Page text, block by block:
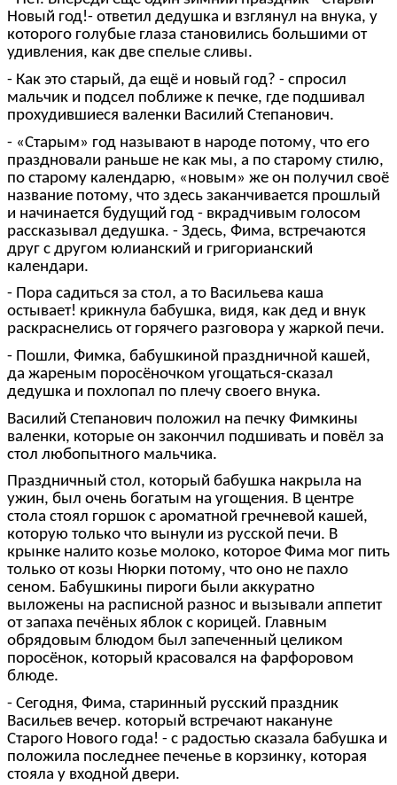
Новый год!- ответил дедушка и взглянул на внука, у
которого голубые глаза становились большими от
удивления, как две спелые сливы.
- Как это старый, да ещё и новый год? - спросил
мальчик и подсел поближе к печке, где подшивал
прохудившиеся валенки Василий Степанович.
- «Старым» год называют в народе потому, что его
праздновали раньше не как мы, а по старому стилю,
по старому календарю, «новым» же он получил своё
название потому, что здесь заканчивается прошлый
и начинается будущий год - вкрадчивым голосом
рассказывал дедушка. - Здесь, Фима, встречаются
друг с другом юлианский и григорианский
календари.
- Пора садиться за стол, а то Васильева каша
остывает! крикнула бабушка, видя, как дед и внук
раскраснелись от горячего разговора у жаркой печи.
- Пошли, Фимка, бабушкиной праздничной кашей,
да жареным поросёночком угощаться-сказал
дедушка и похлопал по плечу своего внука.
Василий Степанович положил на печку Фимкины
валенки, которые он закончил подшивать и повёл за
стол любопытного мальчика.
Праздничный стол, который бабушка накрыла на
ужин, был очень богатым на угощения. В центре
стола стоял горшок с ароматной гречневой кашей,
которую только что вынули из русской печи. В
крынке налито козье молоко, которое Фима мог пить
только от козы Нюрки потому, что оно не пахло
сеном. Бабушкины пироги были аккуратно
выложены на расписной разнос и вызывали аппетит
от запаха печёных яблок с корицей. Главным
обрядовым блюдом был запеченный целиком
поросёнок, который красовался на фарфоровом
блюде.
- Сегодня, Фима, старинный русский праздник
Васильев вечер. который встречают накануне
Старого Нового года! - с радостью сказала бабушка и
положила последнее печенье в корзинку, которая
стояла у входной двери.